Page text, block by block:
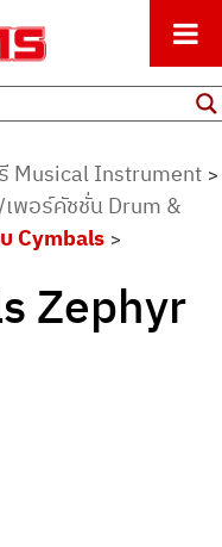
มืออาชีพ
Musical Instrument >
พอร์คัชชั่น Drum &
Cymbals >
Zephyr